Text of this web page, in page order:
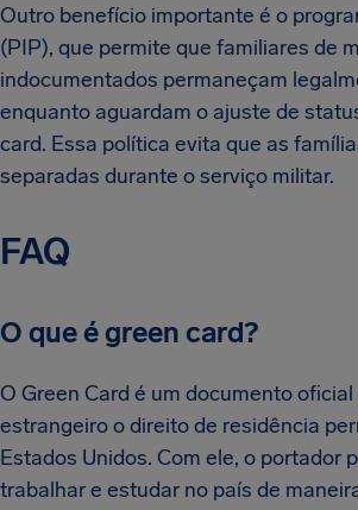
Outro benefício importante é o
(PIP), que permite que familiares de
indocumentados permaneçam
enquanto aguardam o ajuste de
card. Essa política evita que as
separadas durante o serviço militar.
FAQ
O que é green card?
O Green Card é um documento
estrangeiro o direito de residência
Estados Unidos. Com ele, o portador
trabalhar e estudar no país de